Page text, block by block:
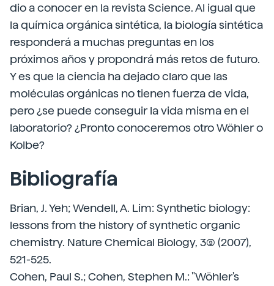
dio a conocer en la revista Science. Al igual que
la química orgánica sintética, la biología sintética
responderá a muchas preguntas en los
próximos años y propondrá más retos de futuro.
Y es que la ciencia ha dejado claro que las
moléculas orgánicas no tienen fuerza de vida,
pero ¿se puede conseguir la vida misma en el
laboratorio? ¿Pronto conoceremos otro Wöhler o
Kolbe?
Bibliografía
Brian, J. Yeh; Wendell, A. Lim: Synthetic biology:
lessons from the history of synthetic organic
chemistry. Nature Chemical Biology, 3(9) (2007),
521-525.
Cohen, Paul S.; Cohen, Stephen M.: "Wöhler's